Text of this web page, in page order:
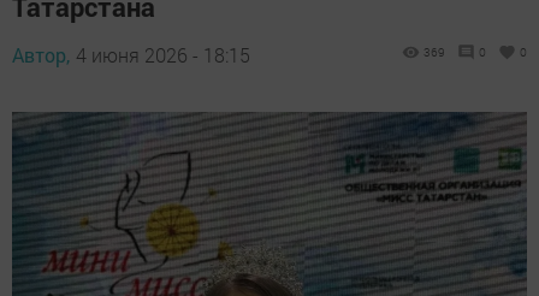
Автор, 4 июня 2026 - 18:15 369 0 0